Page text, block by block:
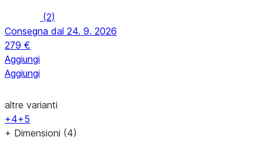
(2)
Consegna dal 24. 9. 2026
279 €
Aggiungi
Aggiungi
altre varianti
+4+5
+ Dimensioni (4)